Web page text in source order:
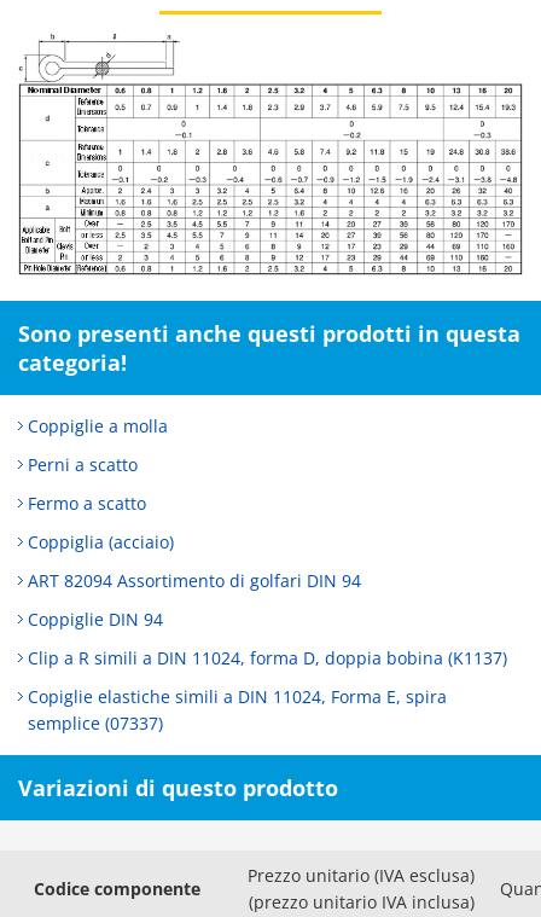
Sono presenti anche questi prodotti in questa
categoria!
Coppiglie a molla
Perni a scatto
Fermo a scatto
Coppiglia (acciaio)
ART 82094 Assortimento di golfari DIN 94
Coppiglie DIN 94
Clip a R simili a DIN 11024, forma D, doppia bobina (K1137)
Copiglie elastiche simili a DIN 11024, Forma E, spira
semplice (07337)
Variazioni di questo prodotto
Codice componente
Prezzo unitario (IVA esclusa)
(prezzo unitario IVA inclusa)